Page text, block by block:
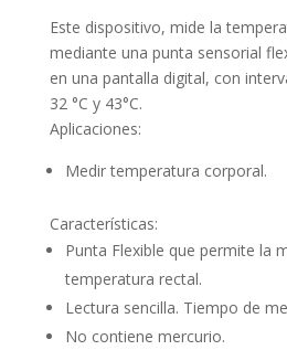
Este dispositivo, mide la
mediante una punta sensorial
en una pantalla digital, con
32 °C y 43°C.
Aplicaciones:
Medir temperatura corporal.
Características:
Punta Flexible que permite la
temperatura rectal.
Lectura sencilla. Tiempo de
No contiene mercurio.